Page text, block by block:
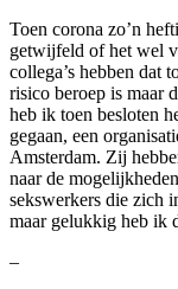
Toen corona zo’n
getwijfeld of het wel
collega’s hebben dat
risico beroep is maar
heb ik toen besloten
gegaan, een
Amsterdam. Zij
naar de
sekswerkers die zich
maar gelukkig heb ik
–